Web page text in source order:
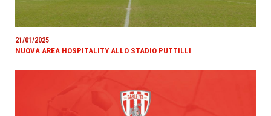
21/01/2025
NUOVA AREA HOSPITALITY ALLO STADIO PUTTILLI